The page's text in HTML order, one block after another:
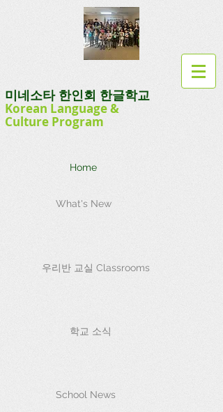
미네소타 한인회 한글학교
Korean Language&
Culture Program
Home
What's New
우리반 교실 Classrooms
학교 소식
School News